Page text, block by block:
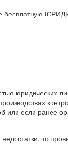
юридических
или если ранее
то